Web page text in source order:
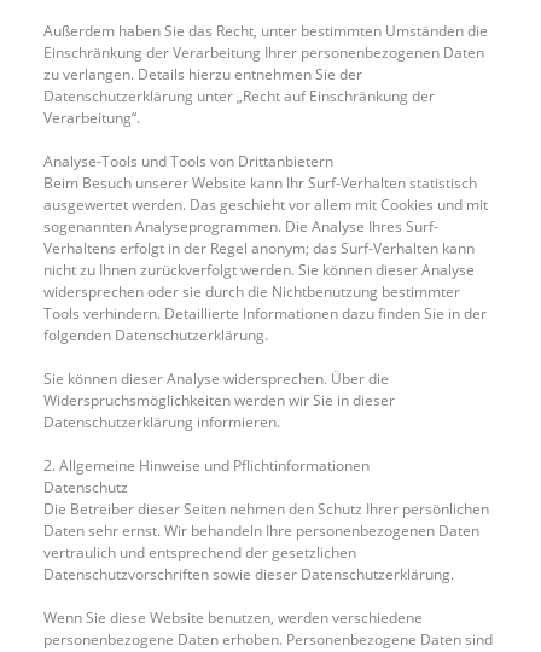
Außerdem haben Sie das Recht, unter bestimmten Umständen die
Einschränkung der Verarbeitung Ihrer personenbezogenen Daten
zu verlangen. Details hierzu entnehmen Sie der
Datenschutzerklärung unter „Recht auf Einschränkung der
Verarbeitung“.
Analyse-Tools und Tools von Drittanbietern
Beim Besuch unserer Website kann Ihr Surf-Verhalten statistisch
ausgewertet werden. Das geschieht vor allem mit Cookies und mit
sogenannten Analyseprogrammen. Die Analyse Ihres Surf-
Verhaltens erfolgt in der Regel anonym; das Surf-Verhalten kann
nicht zu Ihnen zurückverfolgt werden. Sie können dieser Analyse
widersprechen oder sie durch die Nichtbenutzung bestimmter
Tools verhindern. Detaillierte Informationen dazu finden Sie in der
folgenden Datenschutzerklärung.
Sie können dieser Analyse widersprechen. Über die
Widerspruchsmöglichkeiten werden wir Sie in dieser
Datenschutzerklärung informieren.
2. Allgemeine Hinweise und Pflichtinformationen
Datenschutz
Die Betreiber dieser Seiten nehmen den Schutz Ihrer persönlichen
Daten sehr ernst. Wir behandeln Ihre personenbezogenen Daten
vertraulich und entsprechend der gesetzlichen
Datenschutzvorschriften sowie dieser Datenschutzerklärung.
Wenn Sie diese Website benutzen, werden verschiedene
personenbezogene Daten erhoben. Personenbezogene Daten sind